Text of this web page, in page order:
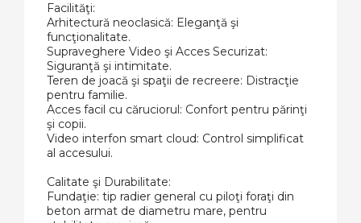
Facilităţi:
Arhitectură neoclasică: Eleganţă şi
funcţionalitate.
Supraveghere Video şi Acces Securizat:
Siguranţă şi intimitate.
Teren de joacă şi spaţii de recreere: Distracţie
pentru familie.
Acces facil cu căruciorul: Confort pentru părinţi
şi copii.
Video interfon smart cloud: Control simplificat
al accesului.
Calitate şi Durabilitate:
Fundaţie: tip radier general cu piloţi foraţi din
beton armat de diametru mare, pentru